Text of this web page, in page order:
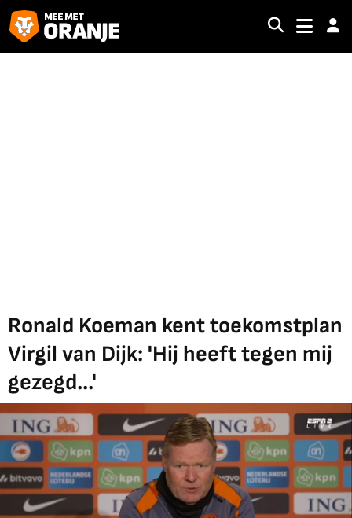
Ronald Koeman kent toekomstplan
Virgil van Dijk: 'Hij heeft tegen mij
gezegd...'